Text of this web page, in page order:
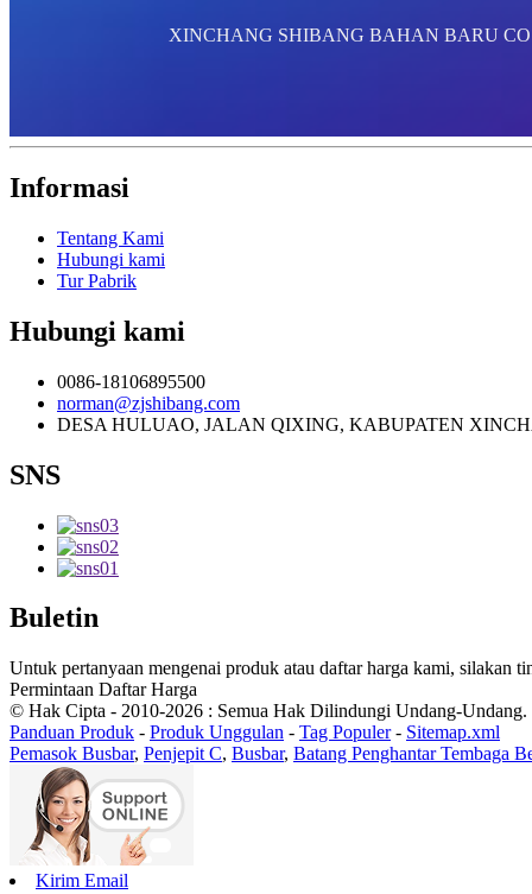
XINCHANG SHIBANG BAHAN BARU
Informasi
Tentang Kami
Hubungi kami
Tur Pabrik
Hubungi kami
0086-18106895500
norman@zjshibang.com
DESA HULUAO, JALAN QIXING, KABUPATEN
SNS
Buletin
Untuk pertanyaan mengenai produk atau daftar harga kami, silakan
Permintaan Daftar Harga
© Hak Cipta - 2010-2026 : Semua Hak Dilindungi Undang-Undang.
Panduan Produk - Produk Unggulan - Tag Populer- Sitemap.xml
Pemasok Busbar, Penjepit C, Busbar, Batang Penghantar Tembaga
Kirim Email